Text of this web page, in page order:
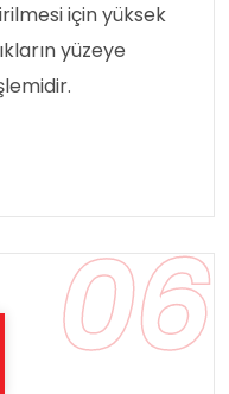
için yüksek
yüzeye
06